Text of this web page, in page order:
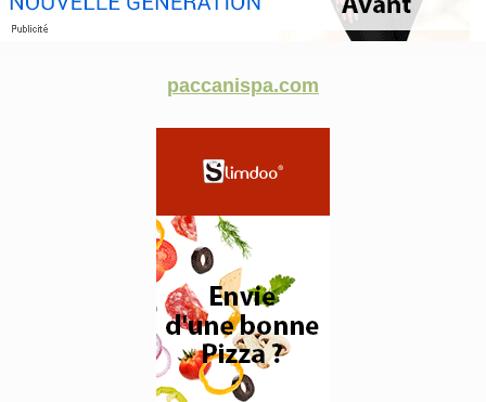
paccanispa.com